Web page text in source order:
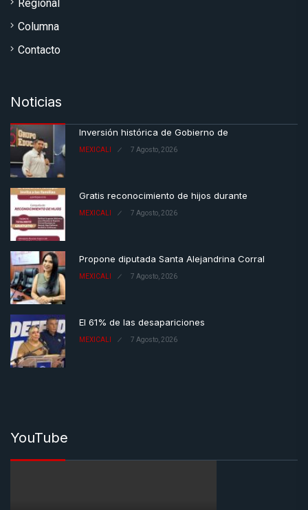
Regional
Columna
Contacto
Noticias
Inversión histórica de Gobierno de
MEXICALI 7 Agosto, 2026
Gratis reconocimiento de hijos durante
MEXICALI 7 Agosto, 2026
Propone diputada Santa Alejandrina Corral
MEXICALI 7 Agosto, 2026
El 61% de las desapariciones
MEXICALI 7 Agosto, 2026
YouTube